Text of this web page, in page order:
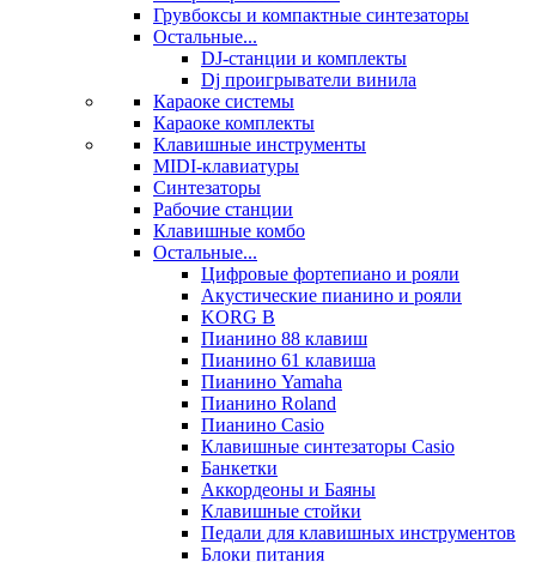
Грувбоксы и компактные синтезаторы
Остальные...
DJ-станции и комплекты
Dj проигрыватели винила
Караоке системы
Караоке комплекты
Клавишные инструменты
MIDI-клавиатуры
Синтезаторы
Рабочие станции
Клавишные комбо
Остальные...
Цифровые фортепиано и рояли
Акустические пианино и рояли
KORG B
Пианино 88 клавиш
Пианино 61 клавиша
Пианино Yamaha
Пианино Roland
Пианино Casio
Клавишные синтезаторы Casio
Банкетки
Аккордеоны и Баяны
Клавишные стойки
Педали для клавишных инструментов
Блоки питания